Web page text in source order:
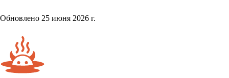
Обновлено 25 июня 2026 г.